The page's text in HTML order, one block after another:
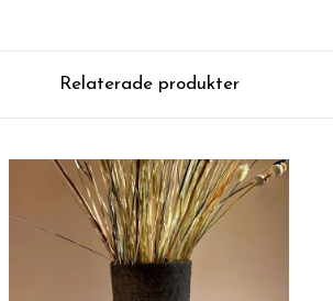
Relaterade produkter